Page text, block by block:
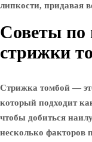
липкости, придавая
Советы по
стрижки
Стрижка томбой —
который подходит
чтобы добиться
несколько факторов